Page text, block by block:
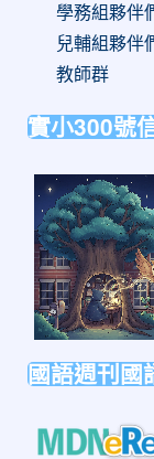
學務組夥伴
兒輔組夥伴
教師群
實小300號
國語週刊國